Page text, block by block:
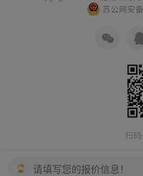
苏公网安
扫
请填写您的报价信息！